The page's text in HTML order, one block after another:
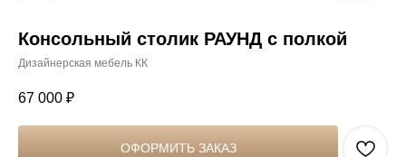
Консольный столик РАУНД с полкой
Дизайнерская мебель КК
67 000 ₽
ОФОРМИТЬ ЗАКАЗ